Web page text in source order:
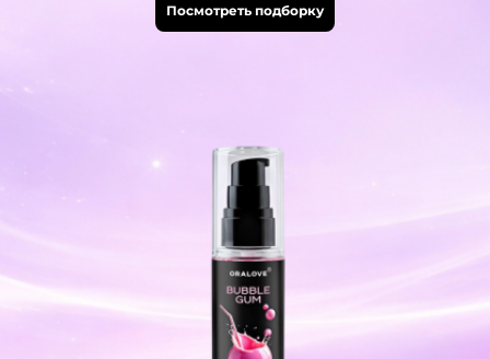
Посмотреть подборку